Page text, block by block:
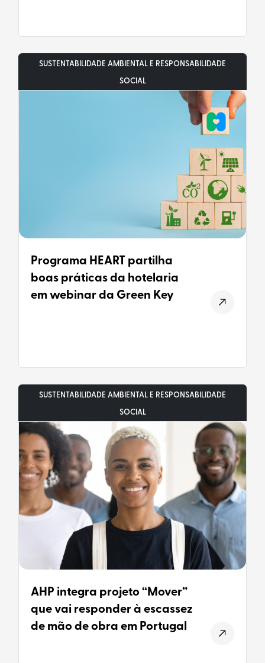
SUSTENTABILIDADE AMBIENTAL E RESPONSABILIDADE
SOCIAL
Programa HEART partilha
boas práticas da hotelaria
em webinar da Green Key
SUSTENTABILIDADE AMBIENTAL E RESPONSABILIDADE
SOCIAL
AHP integra projeto “Mover”
que vai responder à escassez
de mão de obra em Portugal